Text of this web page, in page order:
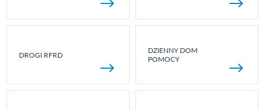
DROGI RFRD
DZIENNY DOM
POMOCY